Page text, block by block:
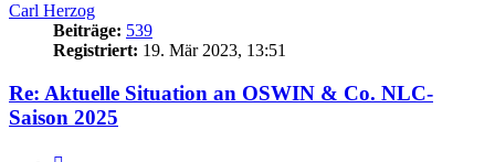
Carl Herzog
Beiträge: 539
Registriert: 19. Mär 2023, 13:51
Re: Aktuelle Situation an OSWIN & Co. NLC-
Saison 2025